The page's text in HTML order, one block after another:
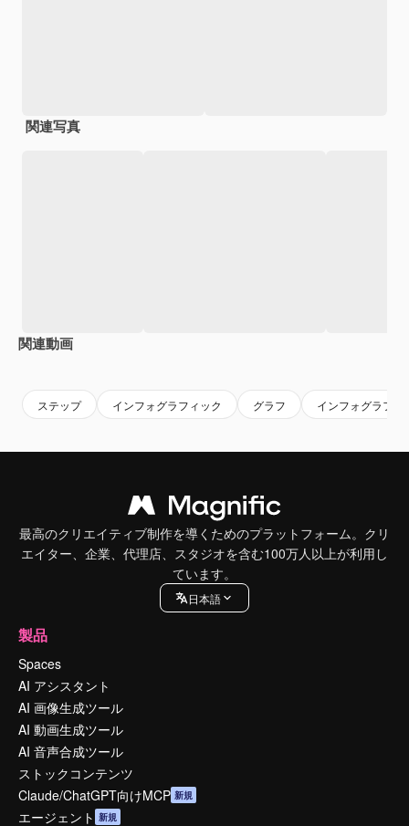
関連写真
関連動画
ステップ インフォグラフィック グラフ インフォグラフ
最高のクリエイティブ制作を導くためのプラットフォーム。クリ
エイター、企業、代理店、スタジオを含む100万人以上が利用し
ています。
日本語
製品
Spaces
AI アシスタント
AI 画像生成ツール
AI 動画生成ツール
AI 音声合成ツール
ストックコンテンツ
Claude/ChatGPT向けMCP 新規
エージェント 新規